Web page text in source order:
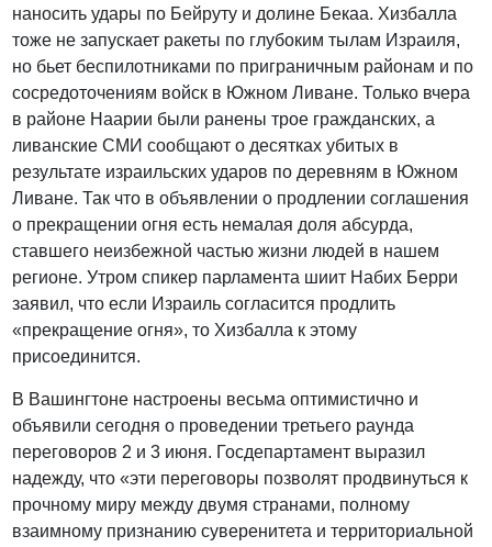
наносить удары по Бейруту и долине Бекаа. Хизбалла
тоже не запускает ракеты по глубоким тылам Израиля,
но бьет беспилотниками по приграничным районам и по
сосредоточениям войск в Южном Ливане. Только вчера
в районе Наарии были ранены трое гражданских, а
ливанские СМИ сообщают о десятках убитых в
результате израильских ударов по деревням в Южном
Ливане. Так что в объявлении о продлении соглашения
о прекращении огня есть немалая доля абсурда,
ставшего неизбежной частью жизни людей в нашем
регионе. Утром спикер парламента шиит Набих Берри
заявил, что если Израиль согласится продлить
«прекращение огня», то Хизбалла к этому
присоединится.
В Вашингтоне настроены весьма оптимистично и
объявили сегодня о проведении третьего раунда
переговоров 2 и 3 июня. Госдепартамент выразил
надежду, что «эти переговоры позволят продвинуться к
прочному миру между двумя странами, полному
взаимному признанию суверенитета и территориальной